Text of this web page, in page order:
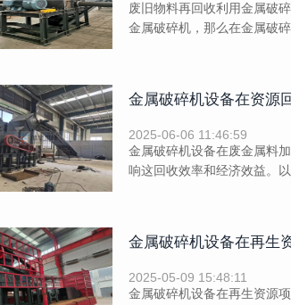
废旧物料再回收利用金属破
金属破碎机，那么在金属破
金属破碎机设备在资源
2025-06-06 11:46:59
金属破碎机设备在废金属料
响这回收效率和经济效益。
金属破碎机设备在再生
2025-05-09 15:48:11
金属破碎机设备在再生资源